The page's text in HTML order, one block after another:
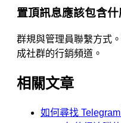
置頂訊息應該包含
群規與管理員聯繫方式
成社群的行銷頻道。
相關文章
如何尋找